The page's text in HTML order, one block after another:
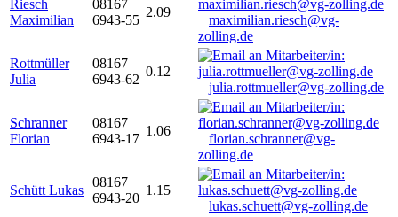
Riesch
Maximilian
08167
6943-55
2.09
maximilian.riesch@vg-
zolling.de
Rottmüller
Julia
08167
6943-62
0.12
julia.rottmueller@vg-zolling.de
Schranner
Florian
08167
6943-17
1.06
florian.schranner@vg-
zolling.de
Schütt Lukas
08167
6943-20
1.15
lukas.schuett@vg-zolling.de